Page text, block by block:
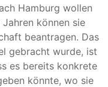
Hamburg wollen
können sie
beantragen. Das
gebracht wurde, ist
es bereits konkrete
könnte, wo sie